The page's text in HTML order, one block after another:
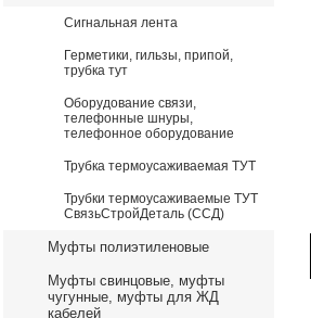
Сигнальная лента
Герметики, гильзы, припой,
трубка тут
Оборудование связи,
телефонные шнуры,
телефонное оборудование
Трубка термоусаживаемая ТУТ
Трубки термоусаживаемые ТУТ
СвязьСтройДеталь (ССД)
Муфты полиэтиленовые
Муфты свинцовые, муфты
чугунные, муфты для ЖД
кабелей